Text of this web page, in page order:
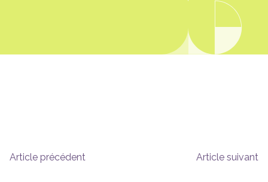
Article précédent Article suivant